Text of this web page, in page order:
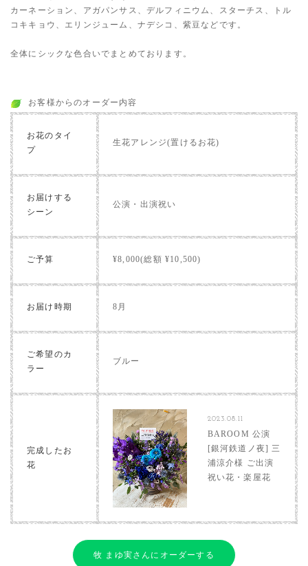
カーネーション、アガパンサス、デルフィニウム、スターチス、トル
コキキョウ、エリンジューム、ナデシコ、紫豆などです。
全体にシックな色合いでまとめております。
お客様からのオーダー内容
お花のタイ
プ
生花アレンジ(置けるお花)
お届けする
シーン
公演・出演祝い
ご予算 ¥8,000(総額 ¥10,500)
お届け時期 8月
ご希望のカ
ラー
ブルー
完成したお
花
2023.08.11
BAROOM 公演
[銀河鉄道ノ夜] 三
浦涼介様 ご出演
祝い花・楽屋花
牧 まゆ実さんにオーダーする